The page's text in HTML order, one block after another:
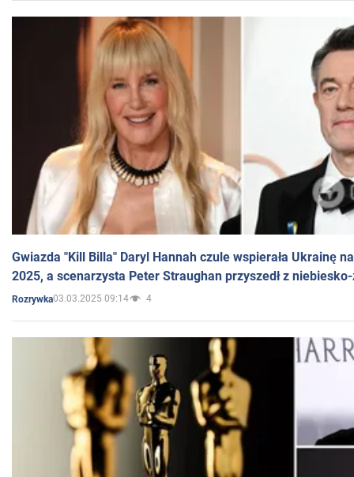
Gwiazda "Kill Billa" Daryl Hannah czule wspierała Ukrainę
2025, a scenarzysta Peter Straughan przyszedł z
Rozrywka03.03.2025 09:14 4